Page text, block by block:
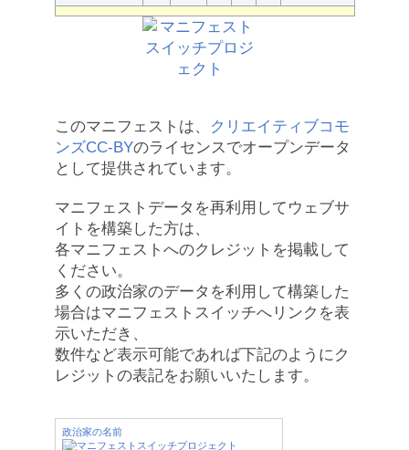
このマニフェストは、
クリエイティブコモ
ンズCC-BYのライセンスでオープンデータ
として提供されています。
マニフェストデータを再利用してウェブサ
イトを構築した方は、
各マニフェストへのクレジットを掲載して
ください。
多くの政治家のデータを利用して構築した
場合はマニフェストスイッチへリンクを表
示いただき、
数件など表示可能であれば下記のようにク
レジットの表記をお願いいたします。
政治家の名前